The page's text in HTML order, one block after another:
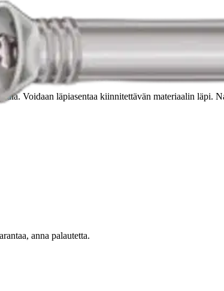
Voidaan läpiasentaa kiinnitettävän materiaalin läpi.
anna palautetta.